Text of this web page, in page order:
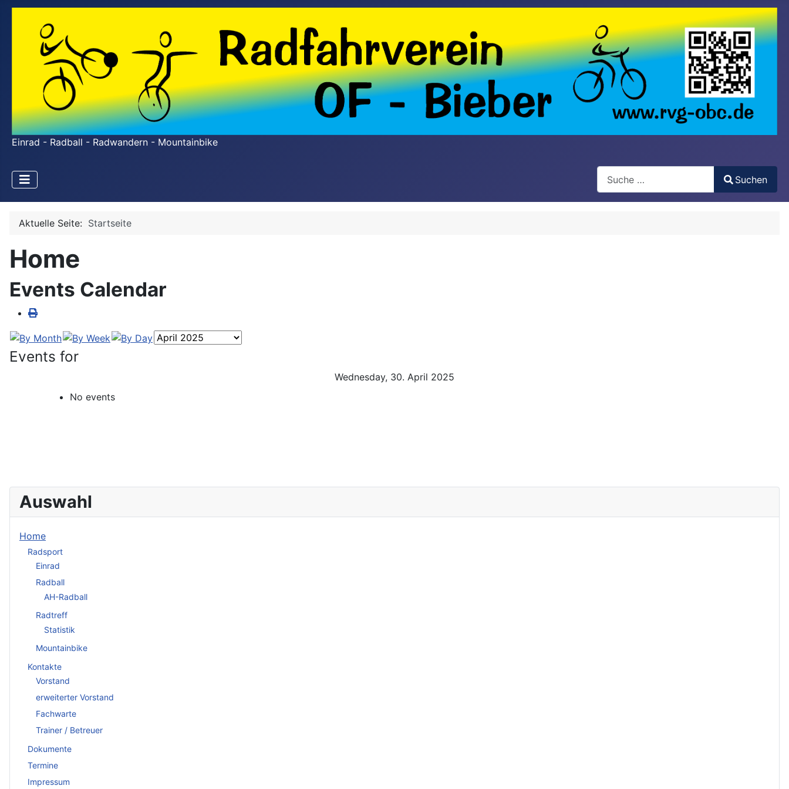
Einrad - Radball - Radwandern - Mountainbike
Type 2 or more characters for results.
Suchen
Aktuelle Seite: Startseite
Home
Events Calendar
Events for
Wednesday, 30. April 2025
No events
Auswahl
Home
Radsport
Einrad
Radball
AH-Radball
Radtreff
Statistik
Mountainbike
Kontakte
Vorstand
erweiterter Vorstand
Fachwarte
Trainer / Betreuer
Dokumente
Termine
Impressum